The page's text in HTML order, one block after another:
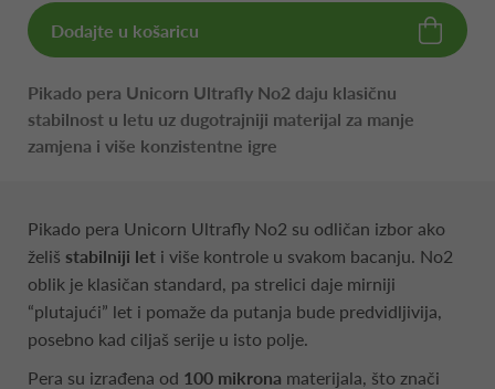
Dodajte u košaricu
Pikado pera Unicorn Ultrafly No2 daju klasičnu
stabilnost u letu uz dugotrajniji materijal za manje
zamjena i više konzistentne igre
Pikado pera Unicorn Ultrafly No2 su odličan izbor ako
želiš stabilniji let i više kontrole u svakom bacanju. No2
oblik je klasičan standard, pa strelici daje mirniji
“plutajući” let i pomaže da putanja bude predvidljivija,
posebno kad ciljaš serije u isto polje.
Pera su izrađena od 100 mikrona materijala, što znači